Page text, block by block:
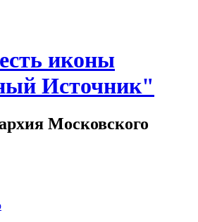
иконы
Источник"
Московского